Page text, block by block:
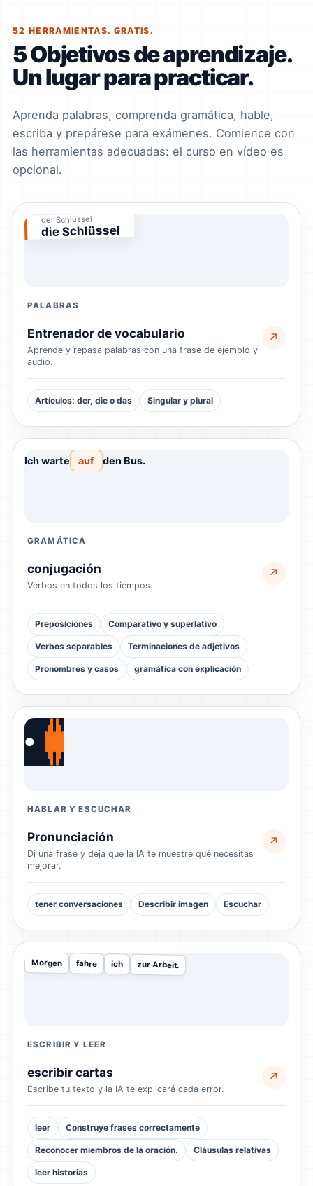
52 HERRAMIENTAS. GRATIS.
5 Objetivos de aprendizaje.
Un lugar para practicar.
Aprenda palabras, comprenda gramática, hable,
escriba y prepárese para exámenes. Comience con
las herramientas adecuadas: el curso en vídeo es
opcional.
der Schlüssel
die Schlüssel
PALABRAS
Entrenador de vocabulario
Aprende y repasa palabras con una frase de ejemplo y
audio.
↗
Artículos: der, die o das Singular y plural
Ich warte auf den Bus.
GRAMÁTICA
conjugación
Verbos en todos los tiempos.
↗
Preposiciones Comparativo y superlativo
Verbos separables Terminaciones de adjetivos
Pronombres y casos gramática con explicación
●
HABLAR Y ESCUCHAR
Pronunciación
Di una frase y deja que la IA te muestre qué necesitas
mejorar.
↗
tener conversaciones Describir imagen Escuchar
Morgen fahre ich zur Arbeit.
ESCRIBIR Y LEER
escribir cartas
Escribe tu texto y la IA te explicará cada error.
↗
leer Construye frases correctamente
Reconocer miembros de la oración. Cláusulas relativas
leer historias